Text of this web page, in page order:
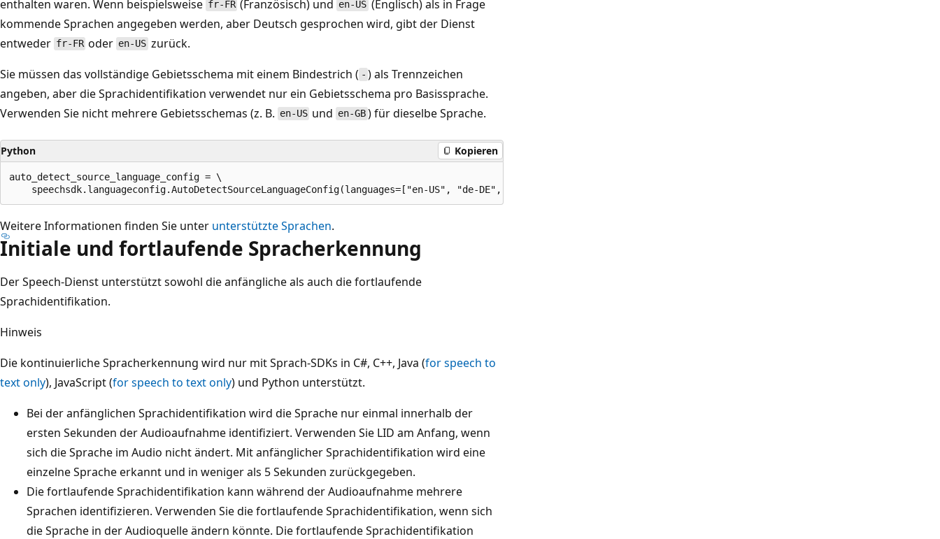
enthalten waren. Wenn beispielsweise fr-FR (Französisch) und en-US(Englisch) als in Frage
kommende Sprachen angegeben werden, aber Deutsch gesprochen wird, gibt der Dienst
entweder fr-FR oder en-USzurück.
Sie müssen das vollständige Gebietsschema mit einem Bindestrich ( - ) als Trennzeichen
angeben, aber die Sprachidentifikation verwendet nur ein Gebietsschema pro Basissprache.
Verwenden Sie nicht mehrere Gebietsschemas (z. B. en-US und en-GB) für dieselbe Sprache.
Python Kopieren
auto_detect_source_language_config = \
Weitere Informationen finden Sie unter unterstützte Sprachen.
Initiale und fortlaufende Spracherkennung
Der Speech-Dienst unterstützt sowohl die anfängliche als auch die fortlaufende
Sprachidentifikation.
Hinweis
Die kontinuierliche Spracherkennung wird nur mit Sprach-SDKs in C#, C++, Java (for speech to
text only), JavaScript (for speech to text only) und Python unterstützt.
Bei der anfänglichen Sprachidentifikation wird die Sprache nur einmal innerhalb der
ersten Sekunden der Audioaufnahme identifiziert. Verwenden Sie LID am Anfang, wenn
sich die Sprache im Audio nicht ändert. Mit anfänglicher Sprachidentifikation wird eine
einzelne Sprache erkannt und in weniger als 5 Sekunden zurückgegeben.
Die fortlaufende Sprachidentifikation kann während der Audioaufnahme mehrere
Sprachen identifizieren. Verwenden Sie die fortlaufende Sprachidentifikation, wenn sich
die Sprache in der Audioquelle ändern könnte. Die fortlaufende Sprachidentifikation